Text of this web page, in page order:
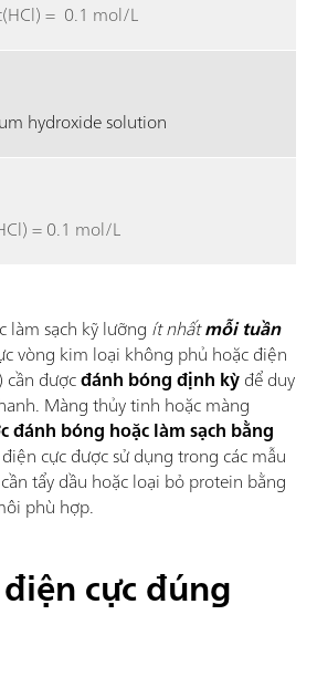
= 0.1 mol/L
hydroxide solution
= 0.1 mol/L
làm sạch kỹ lưỡng ít nhấtmỗi tuần
vòng kim loại không phủ hoặc điện
cần đượcđánh bóng định kỳđể duy
Màng thủy tinh hoặc màng
đánh bóng hoặc làm sạch bằng
cực được sử dụng trong các mẫu
tẩy dầu hoặc loại bỏ protein bằng
phù hợp.
cực đúng